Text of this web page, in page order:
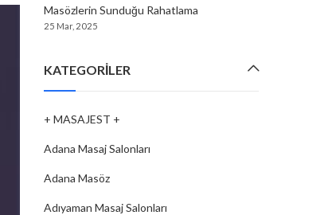
Masözlerin Sunduğu Rahatlama
25 Mar, 2025
KATEGORILER
+ MASAJEST +
Adana Masaj Salonları
Adana Masöz
Adıyaman Masaj Salonları